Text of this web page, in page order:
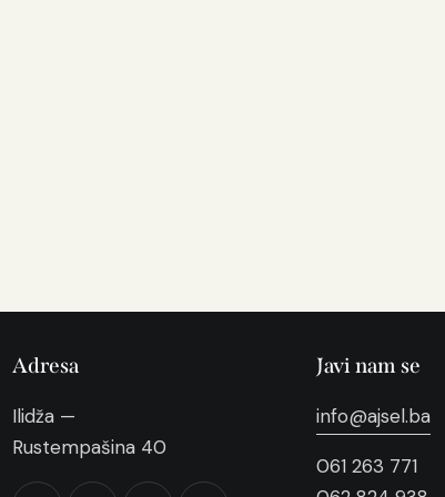
Adresa
Ilidža —
Rustempašina 40
Javi nam se
info@ajsel.ba
061 263 771